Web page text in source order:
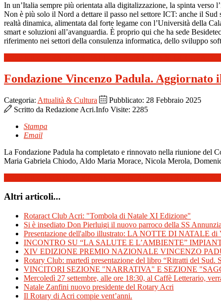
In un’Italia sempre più orientata alla digitalizzazione, la spinta
Non è più solo il Nord a dettare il passo nel settore ICT: anche il
realtà dinamica, alimentata dal forte legame con l’Università della
smart e soluzioni all’avanguardia. È proprio qui che ha sede
riferimento nei settori della consulenza informatica, dello sviluppo
Fondazione Vincenzo Padula.
Categoria: Attualità & Cultura
Pubblicato: 28 Febbraio 2025
Scritto da Redazione Acri.Info Visite: 2285
Stampa
Email
La Fondazione Padula ha completato e rinnovato nella riunione del
Maria Gabriela Chiodo, Aldo Maria Morace, Nicola Merola,
Altri articoli...
Rotaract Club Acri: "Tombola di Natale XI Edizione"
Si è insediato Don Pierluigi il nuovo parroco della SS
Presentazione dell'albo illustrato: LA NOTTE DI NATALE di
INCONTRO SU “LA SALUTE E L’AMBIENTE”
XIV EDIZIONE PREMIO NAZIONALE VINCENZO
Rotary Club: martedì presentazione del libro “Ritratti del
VINCITORI SEZIONE "NARRATIVA" E SEZIONE
Mercoledì 27 settembre, alle ore 18:30, al Caffè Letterario,
Natale Zanfini nuovo presidente del Rotary Acri
Il Rotary di Acri compie vent’anni.